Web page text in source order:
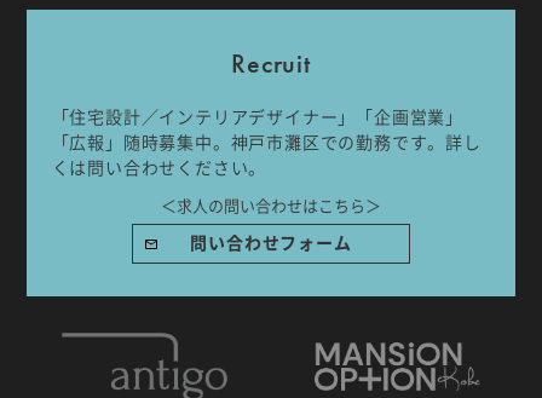
Recruit
「住宅設計／インテリアデザイナー」「企画営業」
「広報」随時募集中。神戸市灘区での勤務です。詳し
くは問い合わせください。
＜求人の問い合わせはこちら＞
問い合わせフォーム
IDA DESIGN by 株式会社 IDA Company
兵庫県神戸市灘区水道筋6丁目7番18号 NK103ビル1F